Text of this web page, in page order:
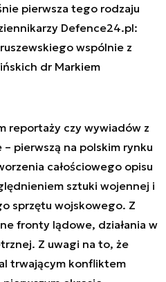
pierwsza tego rodzaju
Defence24.pl:
wspólnie z
dr Markiem
reportaży czy wywiadów z
pierwszą na polskim rynku
całościowego opisu
sztuki wojennej i
sprzętu wojskowego. Z
fronty lądowe, działania w
Z uwagi na to, że
trwającym konfliktem